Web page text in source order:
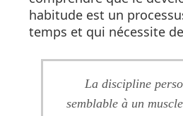
habitude est un
temps et qui nécessite
La discipline
semblable à un